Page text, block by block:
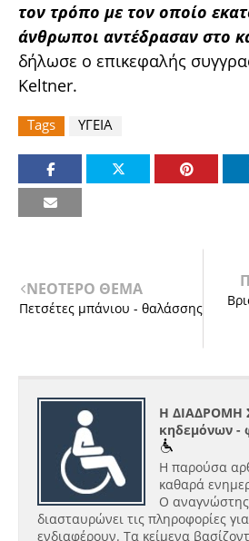
τον τρόπο με τον οποίο
άνθρωποι αντέδρασαν στο
δήλωσε ο επικεφαλής
Keltner.
Tags ΥΓΕΙΑ
ΝΕΟΤΕΡΟ ΘΕΜΑ
Πετσέτες μπάνιου - θαλάσσης
Η ΔΙΑΔΡΟΜΗ
κηδεμόνων -
Η παρούσα
καθαρά
Ο αναγνώστης
διασταυρώνει τις πληροφορίες
ενδιαφέρουν. Τα κείμενα